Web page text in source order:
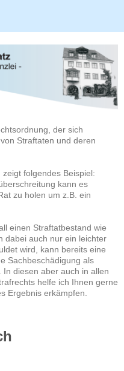
der sich
Straftaten und deren
folgendes Beispiel:
kann es
zu holen um z.B. ein
einen Straftatbestand wie
dabei auch nur ein leichter
wird, kann bereits eine
Sachbeschädigung als
diesen aber auch in allen
helfe ich Ihnen gerne
Ergebnis erkämpfen.